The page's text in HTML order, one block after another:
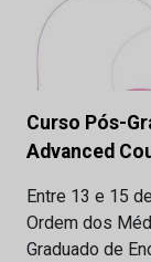
Curso Pós-
Advanced
Entre 13 e 15
Ordem dos
Graduado de